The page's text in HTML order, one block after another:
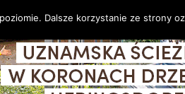
Dalsze korzystanie ze strony